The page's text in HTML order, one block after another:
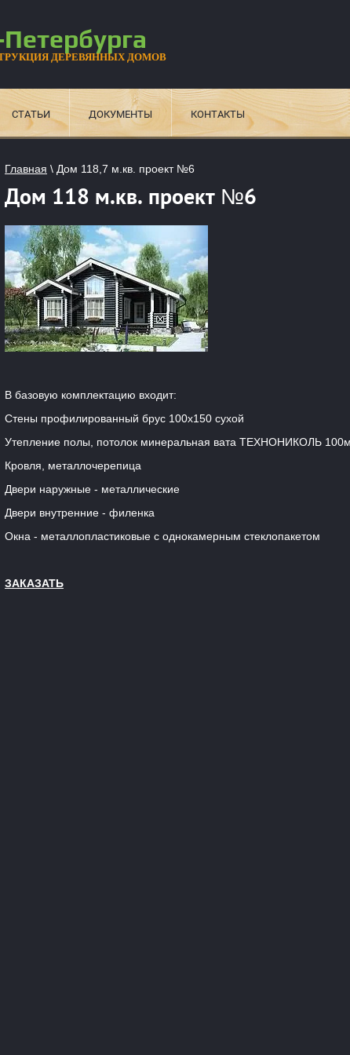
ДЕРЕВЯННЫХ ДОМОВ
СТАТЬИ ДОКУМЕНТЫ КОНТАКТЫ
Главная \ Дом 118,7 м.кв. проект №6
Дом 118 м.кв. проект №6
В базовую комплектацию входит:
Стены профилированный брус 100х150 сухой
Утепление полы, потолок минеральная вата ТЕХНОНИКОЛЬ
Кровля, металлочерепица
Двери наружные - металлические
Двери внутренние - филенка
Окна - металлопластиковые с однокамерным стеклопакетом
ЗАКАЗАТЬ